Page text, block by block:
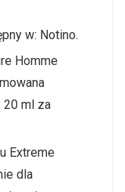
w: Notino.
Homme
20 ml za
Extreme
dla